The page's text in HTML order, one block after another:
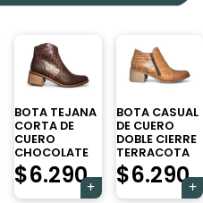
BOTA TEJANA
CORTA DE
CUERO
CHOCOLATE
$6.290
BOTA CASUAL
DE CUERO
DOBLE CIERRE
TERRACOTA
$6.290